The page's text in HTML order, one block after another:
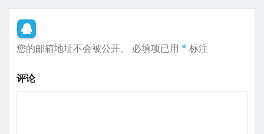
您的邮箱地址不会被公开。 必填项已用 * 标注
评论